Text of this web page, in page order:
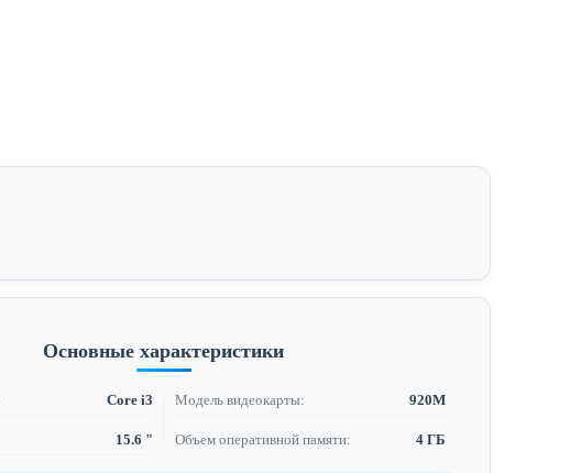
Основные характеристики
Core i3 Модель видеокарты: 920M
15.6 " Объем оперативной памяти: 4 ГБ